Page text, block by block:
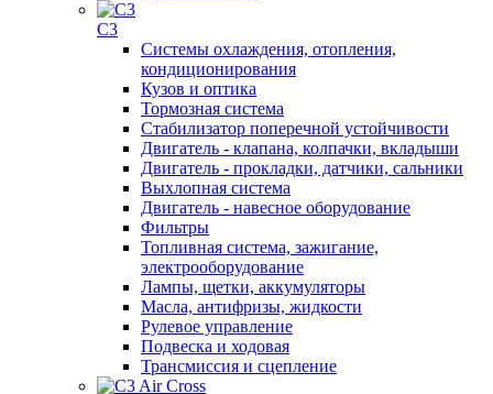
C3
Системы охлаждения, отопления,
кондиционирования
Кузов и оптика
Тормозная система
Стабилизатор поперечной устойчивости
Двигатель - клапана, колпачки, вкладыши
Двигатель - прокладки, датчики, сальники
Выхлопная система
Двигатель - навесное оборудование
Фильтры
Топливная система, зажигание,
электрооборудование
Лампы, щетки, аккумуляторы
Масла, антифризы, жидкости
Рулевое управление
Подвеска и ходовая
Трансмиссия и сцепление